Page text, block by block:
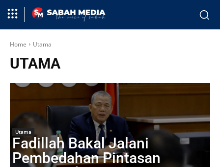
Home Utama
UTAMA
Utama
Fadillah Bakal Jalani
Pembedahan Pintasan